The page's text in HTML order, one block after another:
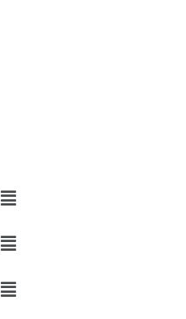
Menu
Menu
Menu